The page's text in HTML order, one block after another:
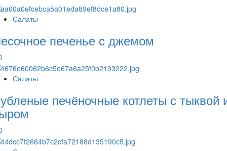
Салаты
печенье с джемом
Салаты
печёночные котлеты с тыквой